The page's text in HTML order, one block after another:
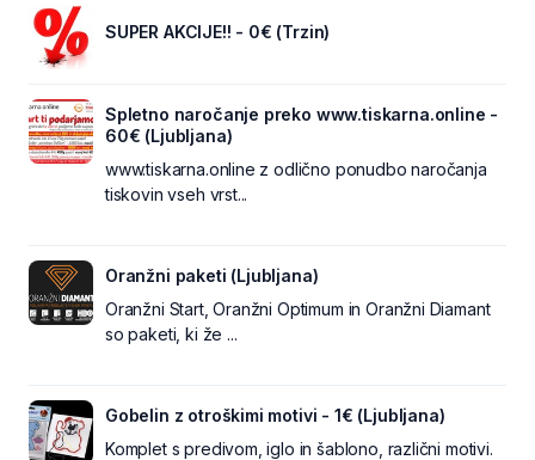
SUPER AKCIJE!! - 0€ (Trzin)
Spletno naročanje preko www.tiskarna.online -
60€ (Ljubljana)
www.tiskarna.online z odlično ponudbo naročanja
tiskovin vseh vrst...
Oranžni paketi (Ljubljana)
Oranžni Start, Oranžni Optimum in Oranžni Diamant
so paketi, ki že ...
Gobelin z otroškimi motivi - 1€ (Ljubljana)
Komplet s predivom, iglo in šablono, različni motivi.